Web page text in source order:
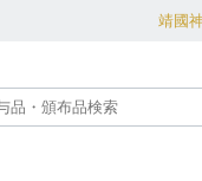
靖國